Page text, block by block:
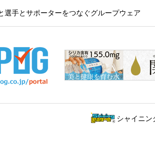
選手とサポーターをつなぐグループウェア
シャイニン